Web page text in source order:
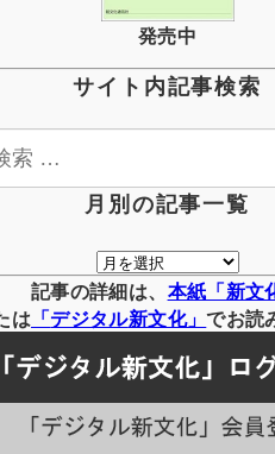
発売中
サイト内記事検索
月別の記事一覧
月
別
の
事
一
覧
記事の詳細は、 本紙「新文
は 「デジタル新文化」でお読